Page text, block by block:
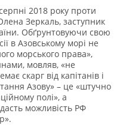
2018 року проти
Зеркаль, заступник
Обґрунтовуючи свою
в Азовському морі не
морського права»,
мовляв, «не
скарг від капітанів і
Азову» – це «штучно
полі», а
можливість РФ